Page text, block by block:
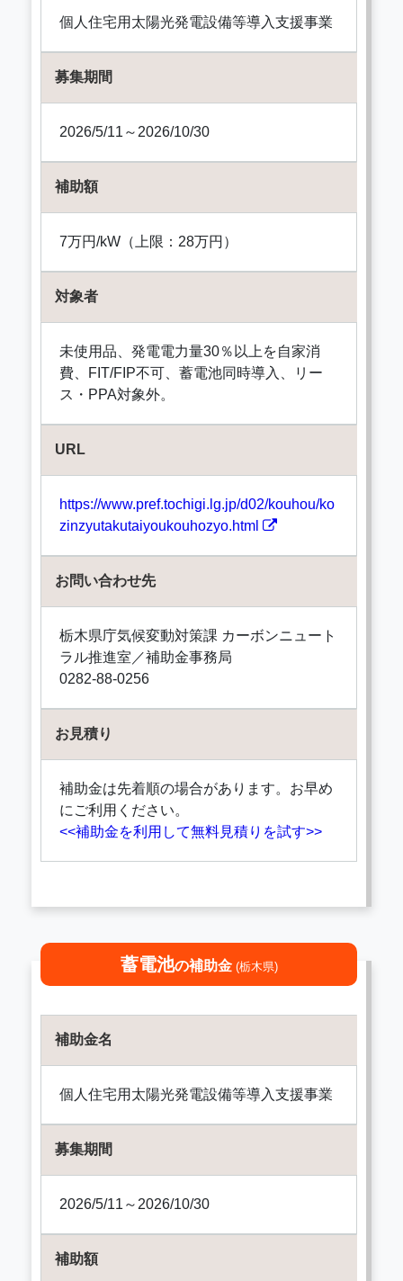
個人住宅用太陽光発電設備等導入支援事業
募集期間
2026/5/11～2026/10/30
補助額
7万円/kW（上限：28万円）
対象者
未使用品、発電電力量30％以上を自家消
費、FIT/FIP不可、蓄電池同時導入、リー
ス・PPA対象外。
URL
https://www.pref.tochigi.lg.jp/d02/kouhou/ko
zinzyutakutaiyoukouhozyo.html
お問い合わせ先
栃木県庁気候変動対策課 カーボンニュート
ラル推進室／補助金事務局
0282-88-0256
お見積り
補助金は先着順の場合があります。お早め
にご利用ください。
<<補助金を利用して無料見積りを試す>>
蓄電池の補助金 (栃木県)
補助金名
個人住宅用太陽光発電設備等導入支援事業
募集期間
2026/5/11～2026/10/30
補助額